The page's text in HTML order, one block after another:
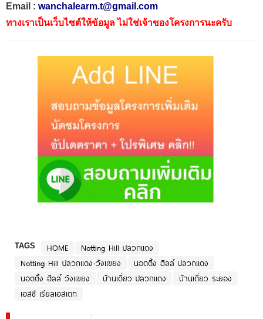
Email : wanchalearm.t@gmail.com
ทางเราเป็นเว็บไซต์ให้ข้อมูล ไม่ใช่เจ้าของโครงการนะครับ
TAGS HOME
Notting Hill ปลวกแดง
Notting Hill ปลวกแดง-วังแขยง
นอตติ้ง ฮิลล์ ปลวกแดง
นอตติ้ง ฮิลล์ วังแขยง
บ้านเดี่ยว ปลวกแดง
บ้านเดี่ยว ระยอง
เอสซี เรียลเอสเตท